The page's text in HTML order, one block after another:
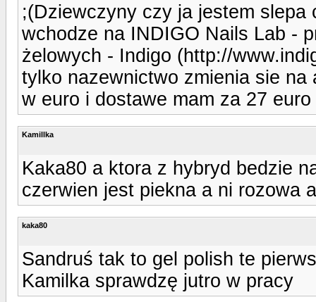
;(Dziewczyny czy ja jestem
wchodze na INDIGO Nails Lab -
żelowych - Indigo (http://
tylko nazewnictwo zmienia sie
w euro i dostawe mam za 27
Kamillka
Kaka80 a ktora z hybryd bedzie
czerwien jest piekna a ni rozowa
kaka80
Sandruś tak to gel polish te
Kamilka sprawdzę jutro w pracy